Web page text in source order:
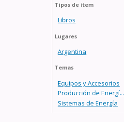
Tipos de ítem
Libros
Lugares
Argentina
Temas
Equipos y Accesorios
Producción de Energí...
Sistemas de Energía